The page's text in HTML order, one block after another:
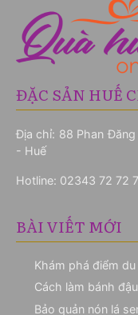
ĐẶC SẢN HUẾ
Địa chỉ: 88 Phan
- Huế
Hotline: 02343 72 72
BÀI VIẾT MỚI
Khám phá điểm
Cách làm bánh
Bảo quản nón lá